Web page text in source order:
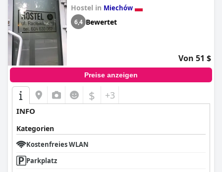
Hostel in Miechów
6,4 Bewertet
Von 51 $
Preise anzeigen
$ +3
INFO
Kategorien
Kostenfreies WLAN
Parkplatz